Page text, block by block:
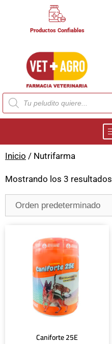
Productos Confiables
Inicio / Nutrifarma
Mostrando los 3 resultados
Caniforte 25E